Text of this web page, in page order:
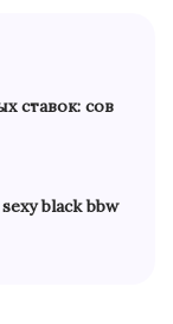
ставок: сов
black bbw